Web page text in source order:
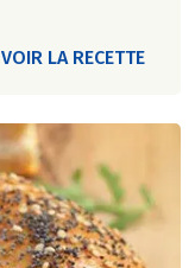
VOIR LA RECETTE